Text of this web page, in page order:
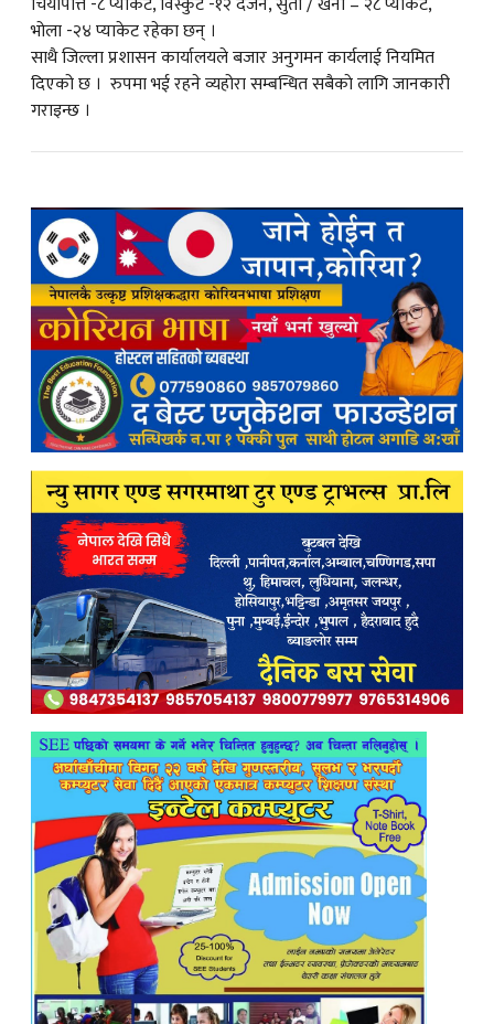
भोला -२४ प्याकेट रहेका छन् ।
साथै जिल्ला प्रशासन कार्यालयले बजार अनुगमन कार्यलाई नियमित
दिएको छ । रुपमा भई रहने व्यहोरा सम्बन्धित सबैकाे लागि जानकारी
गराइन्छ ।